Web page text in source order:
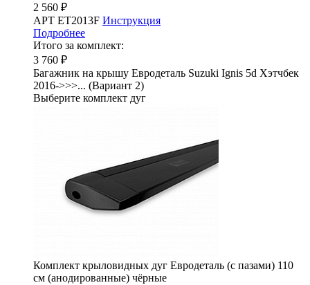
2 560 ₽
АРТ ET2013F Инструкция
Подробнее
Итого за комплект:
3 760 ₽
Багажник на крышу Евродеталь Suzuki Ignis 5d Хэтчбек
2016->>>... (Вариант 2)
Выберите комплект дуг
Комплект крыловидных дуг Евродеталь (с пазами) 110
см (анодированные) чёрные